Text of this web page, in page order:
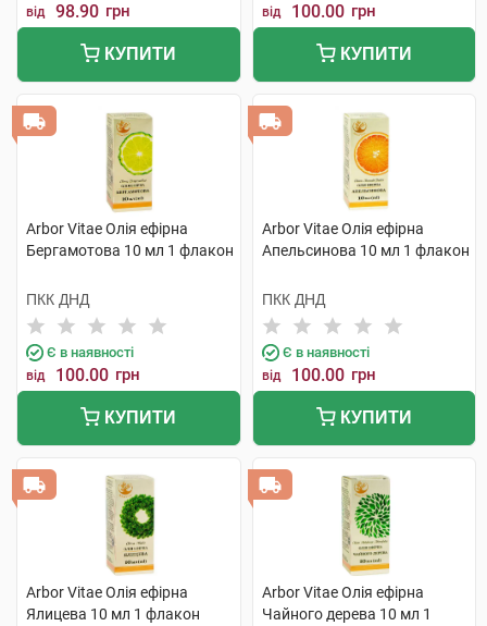
від 98.90 грн
КУПИТИ
від 100.00 грн
КУПИТИ
Arbor Vitae Олія ефірна
Бергамотова 10 мл 1 флакон
ПКК ДНД
Є в наявності
від 100.00 грн
КУПИТИ
Arbor Vitae Олія ефірна
Апельсинова 10 мл 1 флакон
ПКК ДНД
Є в наявності
від 100.00 грн
КУПИТИ
Arbor Vitae Олія ефірна
Ялицева 10 мл 1 флакон
Arbor Vitae Олія ефірна
Чайного дерева 10 мл 1